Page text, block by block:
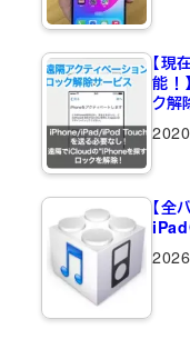
【現
能！
ク解
【全